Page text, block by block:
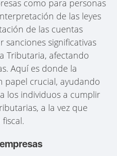
como para personas
de las leyes
de las cuentas
sanciones significativas
Tributaria, afectando
Aquí es donde la
papel crucial, ayudando
los individuos a cumplir
a la vez que